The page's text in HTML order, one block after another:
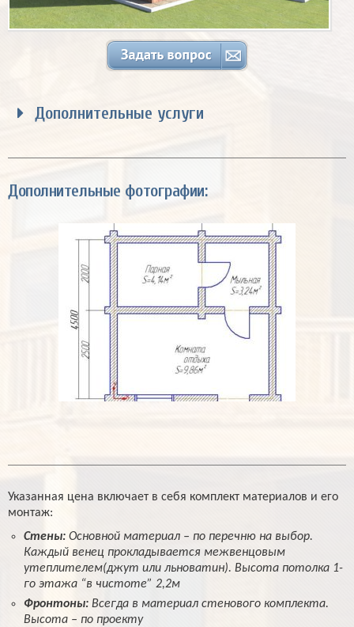
Дополнительные услуги
Дополнительные фотографии:
Указанная цена включает в себя комплект материалов и его
монтаж:
Стены: Основной материал – по перечню на выбор.
Каждый венец прокладывается межвенцовым
утеплителем(джут или льноватин). Высота потолка 1-
го этажа “в чистоте” 2,2м
Фронтоны: Всегда в материал стенового комплекта.
Высота – по проекту